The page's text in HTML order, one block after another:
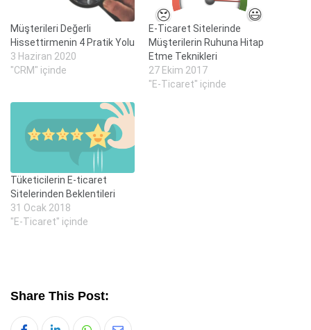
Müşterileri Değerli
Hissettirmenin 4 Pratik Yolu
3 Haziran 2020
"CRM" içinde
E-Ticaret Sitelerinde
Müşterilerin Ruhuna Hitap
Etme Teknikleri
27 Ekim 2017
"E-Ticaret" içinde
Tüketicilerin E-ticaret
Sitelerinden Beklentileri
31 Ocak 2018
"E-Ticaret" içinde
Share This Post: